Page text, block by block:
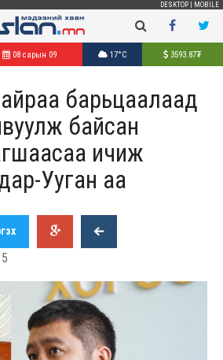
DESKTOP MOBILE
08 сарын 09 17°C 3593.87₮
барьцаалаад
байсан
ичиж
Ууган аа